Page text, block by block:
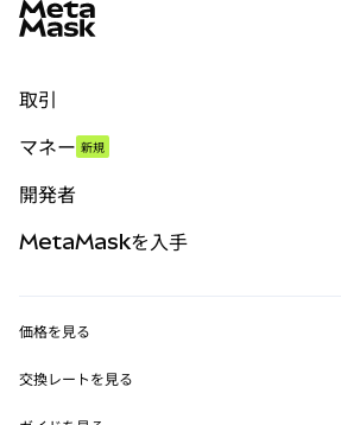
取引
パーペチュアル
RWA
マネー 新規
開発者
MetaMask Connect
MetaMaskを入手
価格を見る
イーサリアムの価格
交換レートを見る